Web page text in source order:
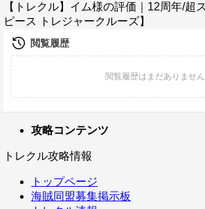
【トレクル】イム様の評価｜12周年/超
ピース トレジャークルーズ】
攻略コンテンツ
トレクル攻略情報
トップページ
海賊同盟募集掲示板